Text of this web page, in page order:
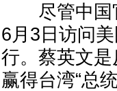
尽管中国官
6月3日访问
行。蔡英文
赢得台湾“总统